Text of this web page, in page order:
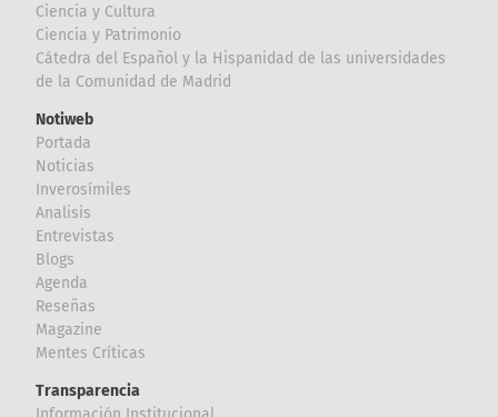
Ciencia y Cultura
Ciencia y Patrimonio
Cátedra del Español y la Hispanidad de las universidades
de la Comunidad de Madrid
Notiweb
Portada
Noticias
Inverosímiles
Analisis
Entrevistas
Blogs
Agenda
Reseñas
Magazine
Mentes Críticas
Transparencia